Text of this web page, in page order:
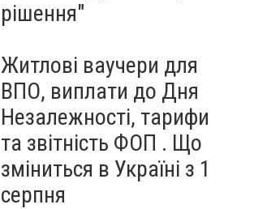
рішення"
Житлові ваучери для
ВПО, виплати до Дня
Незалежності, тарифи
та звітність ФОП . Що
зміниться в Україні з 1
серпня